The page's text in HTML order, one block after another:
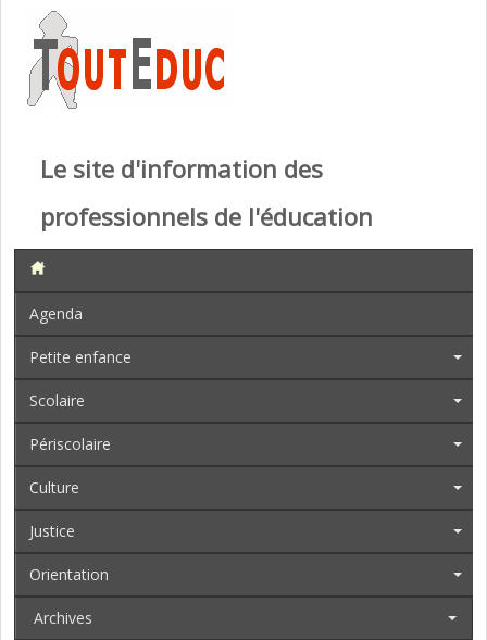
Le site d'information des
professionnels de l'éducation
Agenda
Petite enfance
Scolaire
Périscolaire
Culture
Justice
Orientation
Archives